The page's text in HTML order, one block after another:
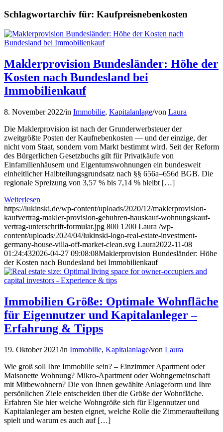
Schlagwortarchiv für: Kaufpreisnebenkosten
Maklerprovision Bundesländer: Höhe der
Kosten nach Bundesland bei
Immobilienkauf
8. November 2022/in Immobilie, Kapitalanlage/von Laura
Die Maklerprovision ist nach der Grunderwerbsteuer der
zweitgrößte Posten der Kaufnebenkosten — und der einzige, der
nicht vom Staat, sondern vom Markt bestimmt wird. Seit der Reform
des Bürgerlichen Gesetzbuchs gilt für Privatkäufe von
Einfamilienhäusern und Eigentumswohnungen ein bundesweit
einheitlicher Halbteilungsgrundsatz nach §§ 656a–656d BGB. Die
regionale Spreizung von 3,57 % bis 7,14 % bleibt […]
Weiterlesen
https://lukinski.de/wp-content/uploads/2020/12/maklerprovision-
kaufvertrag-makler-provision-gebuhren-hauskauf-wohnungskauf-
vertrag-unterschrift-formular.jpg 800 1200 Laura /wp-
content/uploads/2024/04/lukinski-logo-real-estate-investment-
germany-house-villa-off-market-clean.svg Laura2022-11-08
01:24:432026-04-27 09:08:08Maklerprovision Bundesländer: Höhe
der Kosten nach Bundesland bei Immobilienkauf
Immobilien Größe: Optimale Wohnfläche
für Eigennutzer und Kapitalanleger –
Erfahrung & Tipps
19. Oktober 2021/in Immobilie, Kapitalanlage/von Laura
Wie groß soll Ihre Immobilie sein? – Einzimmer Apartment oder
Maisonette Wohnung? Mikro-Apartment oder Wohngemeinschaft
mit Mitbewohnern? Die von Ihnen gewählte Anlageform und Ihre
persönlichen Ziele entscheiden über die Größe der Wohnfläche.
Erfahren Sie hier welche Wohngröße sich für Eigennutzer und
Kapitalanleger am besten eignet, welche Rolle die Zimmeraufteilung
spielt und warum es auch auf […]